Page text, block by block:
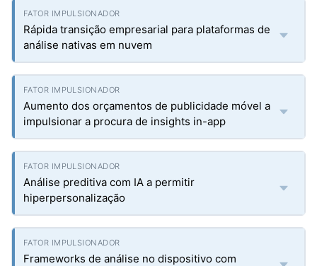
Rápida transição empresarial para plataformas de
análise nativas em nuvem
Aumento dos orçamentos de publicidade móvel a
impulsionar a procura de insights in-app
Análise preditiva com IA a permitir
hiperpersonalização
Frameworks de análise no dispositivo com